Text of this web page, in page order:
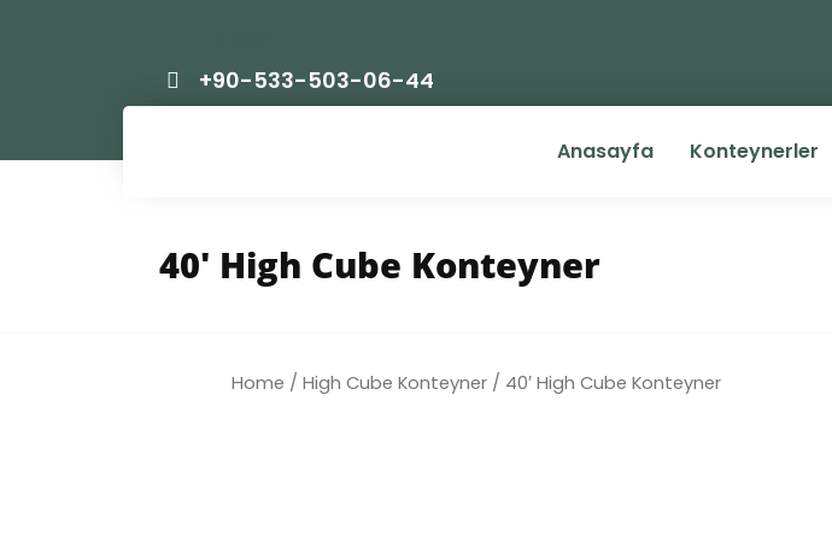
+90-533-503-06-44
Anasayfa Konteynerler
40′ High Cube Konteyner
Home / High Cube Konteyner / 40′ High Cube Konteyner